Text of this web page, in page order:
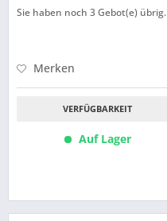
Sie haben noch 3Gebot(e) übrig.
Merken
VERFÜGBARKEIT
Auf Lager